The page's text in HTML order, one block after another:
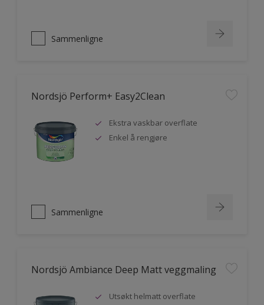
Sammenligne
Nordsjö Perform+ Easy2Clean
Ekstra vaskbar overflate
Enkel å rengjøre
Sammenligne
Nordsjö Ambiance Deep Matt veggmaling
Utsøkt helmatt overflate